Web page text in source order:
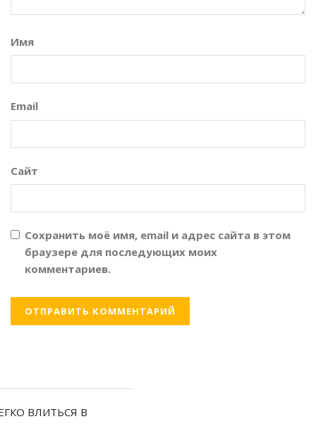
Имя
Email
Сайт
Сохранить моё имя, email и адрес сайта в этом
браузере для последующих моих
комментариев.
ВЛИТЬСЯ В